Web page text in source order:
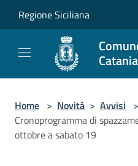
Regione Siciliana
Catania
Home > Novità > Avvisi >
Cronoprogramma di
ottobre a sabato 19